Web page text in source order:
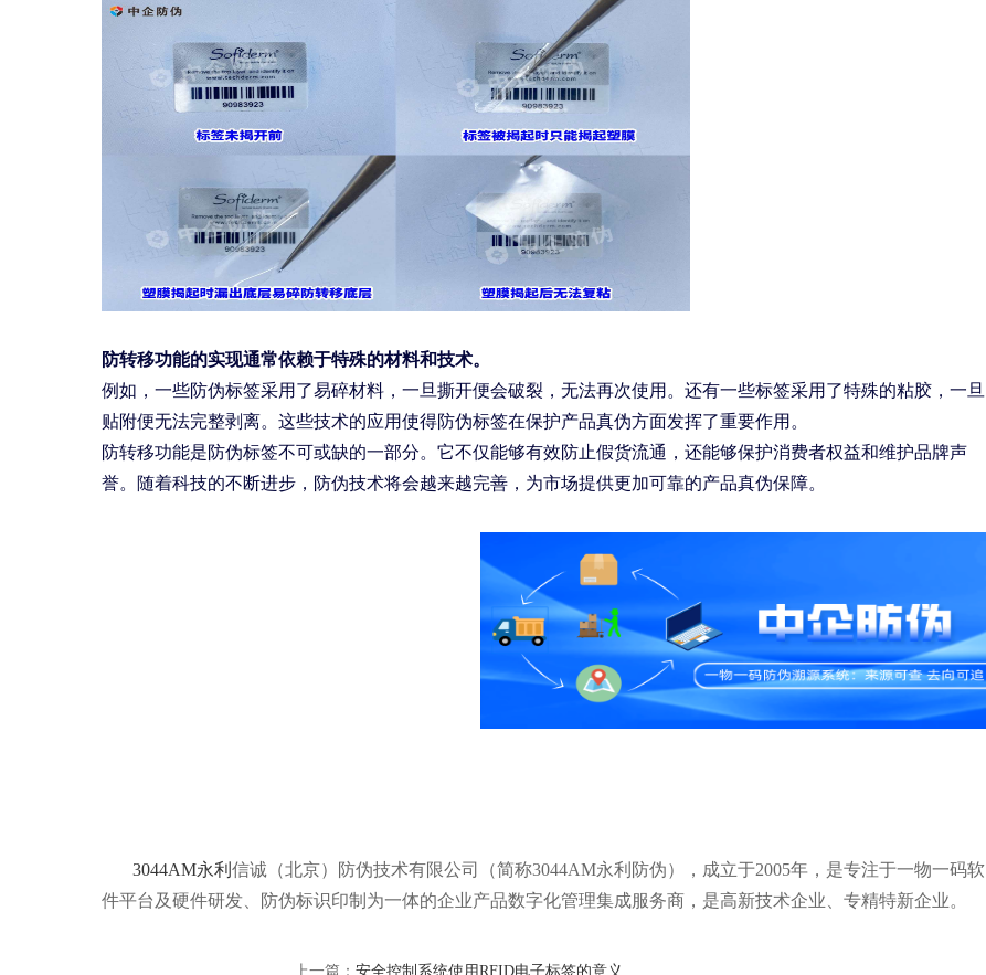
防转移功能的实现通常依赖于特殊的材料和技术。
例如，一些防伪标签采用了易碎材料，一旦撕开便会破裂，无法再次使用。还有一些标签采用了特殊的粘胶，一旦
贴附便无法完整剥离。这些技术的应用使得防伪标签在保护产品真伪方面发挥了重要作用。
防转移功能是防伪标签不可或缺的一部分。它不仅能够有效防止假货流通，还能够保护消费者权益和维护品牌声
誉。随着科技的不断进步，防伪技术将会越来越完善，为市场提供更加可靠的产品真伪保障。
3044AM永利 信诚（北京）防伪技术有限公司（简称3044AM永利防伪），成立于2005年，是专注于一物一码软
件平台及硬件研发、防伪标识印制为一体的企业产品数字化管理集成服务商，是高新技术企业、专精特新企业。
上一篇： 安全控制系统使用RFID电子标签的意义